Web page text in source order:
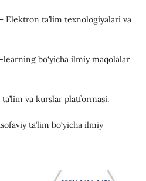
Elektron ta’lim texnologiyalari va
bo‘yicha ilmiy maqolalar
va kurslar platformasi.
ta’lim bo‘yicha ilmiy